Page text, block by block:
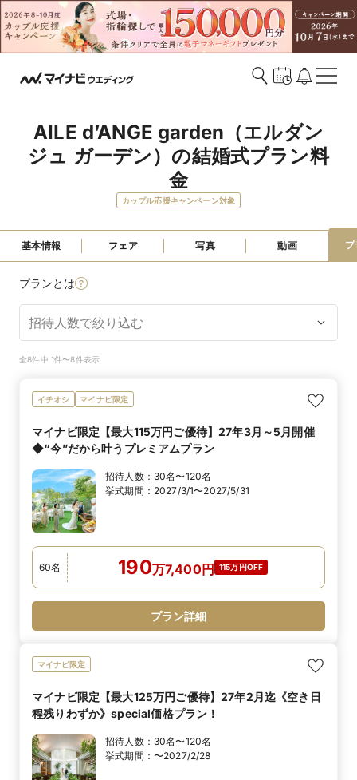
AILE d’ANGE garden（エルダン
ジュ ガーデン）の結婚式プラン料
金
カップル応援キャンペーン対象
基本情報 フェア 写真 動画
プランとは
全8件中 1件〜8件表示
イチオシ マイナビ限定
マイナビ限定【最大115万円ご優待】27年3月～5月開催
◆“今”だから叶うプレミアムプラン
招待人数： 30名〜120名
挙式期間： 2027/3/1〜2027/5/31
60名 190万7,400円 115万円OFF
プラン詳細
マイナビ限定
マイナビ限定【最大125万円ご優待】27年2月迄《空き日
程残りわずか》special価格プラン！
招待人数： 30名〜120名
挙式期間： 〜2027/2/28